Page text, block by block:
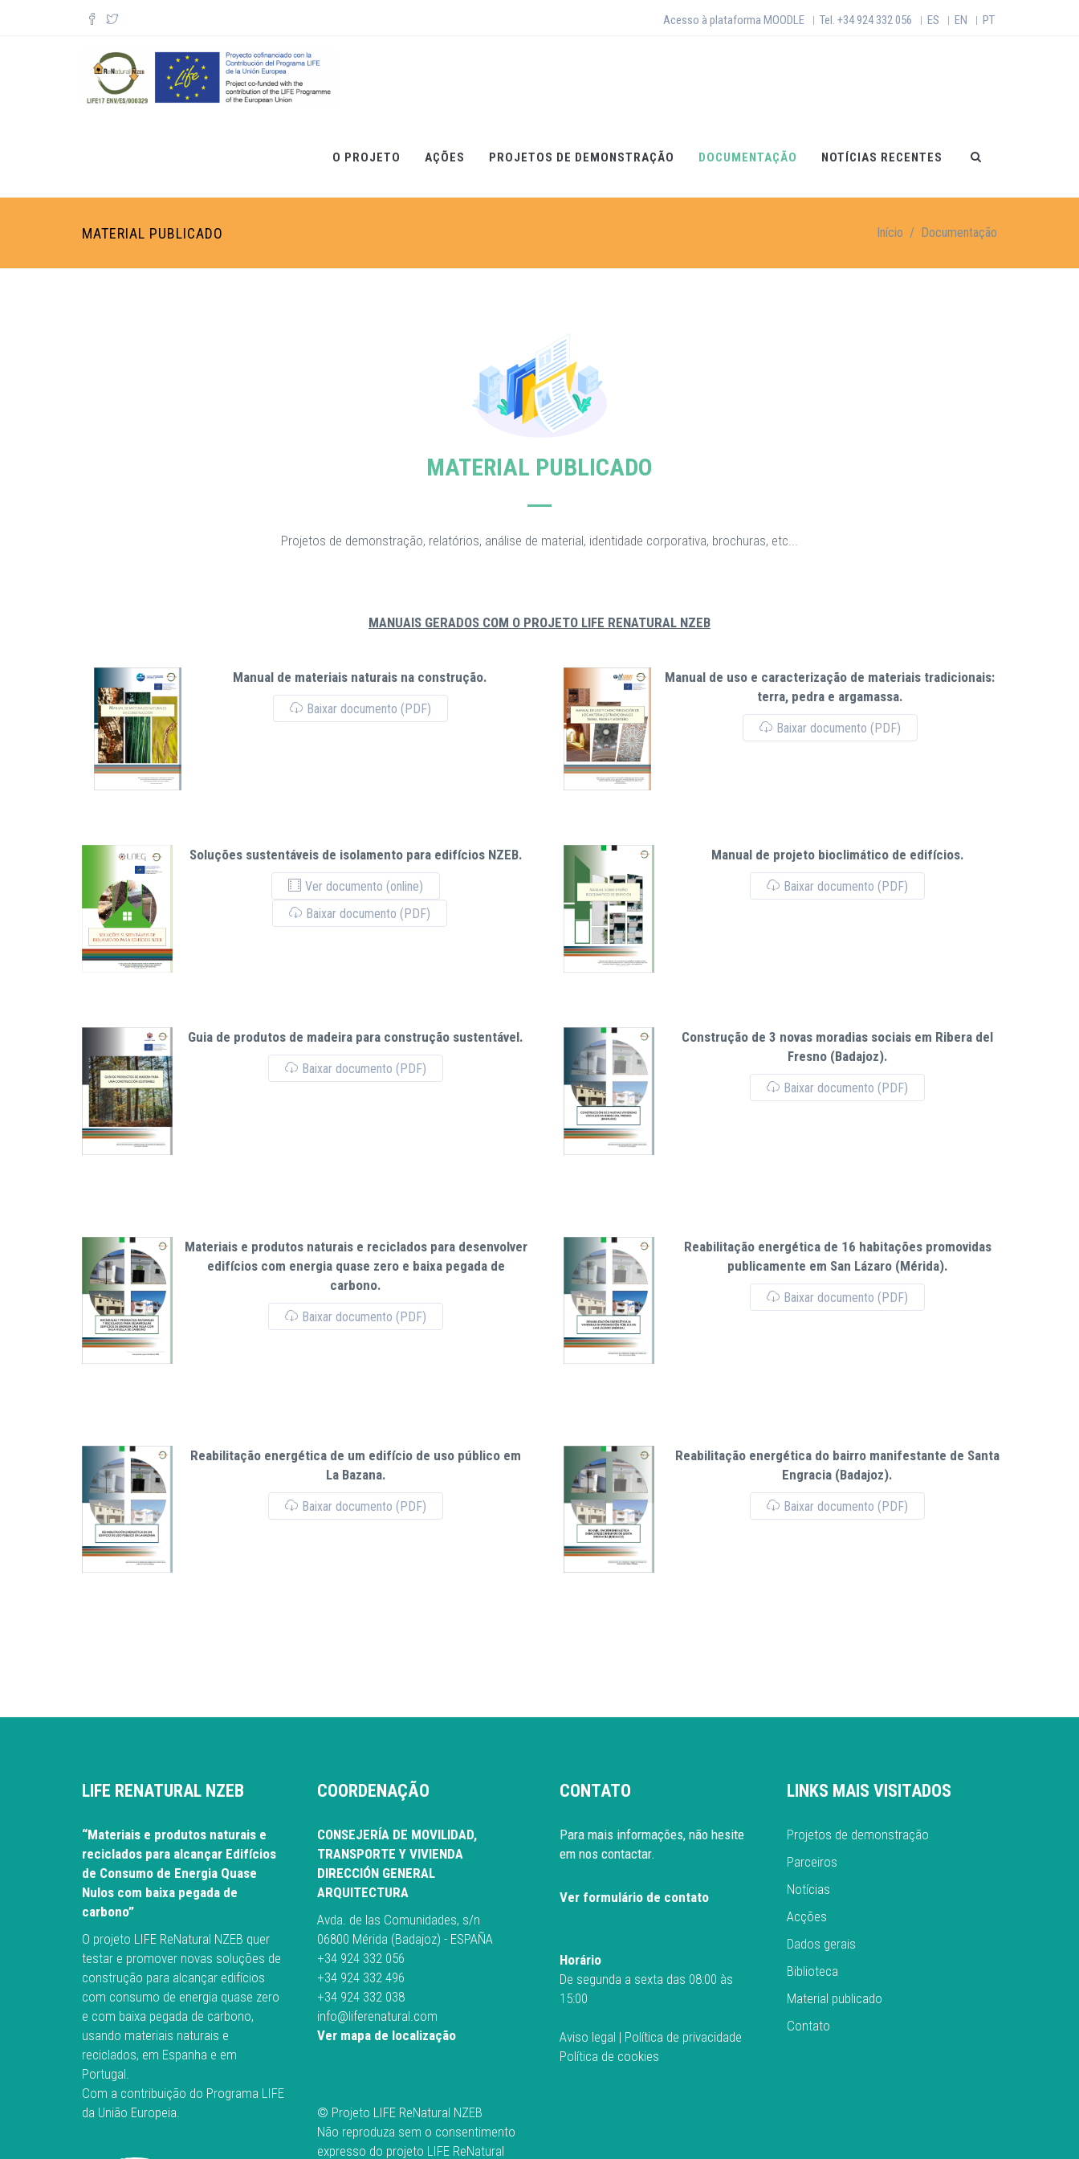
Passar para o conteúdo principal
Acesso à plataforma MOODLE | Tel. +34 924 332 056 | ES | EN | PT
Formulário de pesquisa
O PROJETO AÇÕES PROJETOS DE DEMONSTRAÇÃO DOCUMENTAÇÃO NOTÍCIAS RECENTES
MATERIAL PUBLICADO Início / Documentação
MATERIAL PUBLICADO
Projetos de demonstração, relatórios, análise de material, identidade corporativa, brochuras, etc...
MANUAIS GERADOS COM O PROJETO LIFE RENATURAL NZEB
Manual de materiais naturais na construção.
Baixar documento (PDF)
Manual de uso e caracterização de materiais tradicionais:
terra, pedra e argamassa.
Baixar documento (PDF)
Soluções sustentáveis ​​de isolamento para edifícios NZEB.
Ver documento (online)
Baixar documento (PDF)
Manual de projeto bioclimático de edifícios.
Baixar documento (PDF)
Guia de produtos de madeira para construção sustentável.
Baixar documento (PDF)
Construção de 3 novas moradias sociais em Ribera del
Fresno (Badajoz).
Baixar documento (PDF)
Materiais e produtos naturais e reciclados para desenvolver
edifícios com energia quase zero e baixa pegada de
carbono.
Baixar documento (PDF)
Reabilitação energética de 16 habitações promovidas
publicamente em San Lázaro (Mérida).
Baixar documento (PDF)
Reabilitação energética de um edifício de uso público em
La Bazana.
Baixar documento (PDF)
Reabilitação energética do bairro manifestante de Santa
Engracia (Badajoz).
Baixar documento (PDF)
LIFE RENATURAL NZEB
“Materiais e produtos naturais e
reciclados para alcançar Edifícios
de Consumo de Energia Quase
Nulos com baixa pegada de
carbono”
O projeto LIFE ReNatural NZEB quer
testar e promover novas soluções de
construção para alcançar edifícios
com consumo de energia quase zero
e com baixa pegada de carbono,
usando materiais naturais e
reciclados, em Espanha e em
Portugal.
Com a contribuição do Programa LIFE
da União Europeia.
COORDENAÇÃO
CONSEJERÍA DE MOVILIDAD,
TRANSPORTE Y VIVIENDA
DIRECCIÓN GENERAL
ARQUITECTURA
Avda. de las Comunidades, s/n
06800 Mérida (Badajoz) - ESPAÑA
+34 924 332 056
+34 924 332 496
+34 924 332 038
info@liferenatural.com
Ver mapa de localização
© Projeto LIFE ReNatural NZEB
Não reproduza sem o consentimento
expresso do projeto LIFE ReNatural
CONTATO
Para mais informações, não hesite
em nos contactar.
Ver formulário de contato
Horário
De segunda a sexta das 08:00 às
15:00
Aviso legal | Política de privacidade
Política de cookies
LINKS MAIS VISITADOS
Projetos de demonstração
Parceiros
Notícias
Acções
Dados gerais
Biblioteca
Material publicado
Contato